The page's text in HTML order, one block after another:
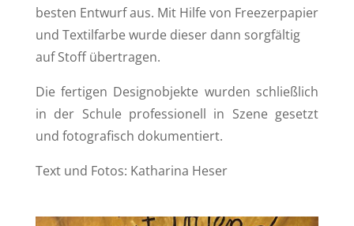
besten Entwurf aus. Mit Hilfe von Freezerpapier
und Textilfarbe wurde dieser dann sorgfältig
auf Stoff übertragen.
Die fertigen Designobjekte wurden schließlich
in der Schule professionell in Szene gesetzt
und fotografisch dokumentiert.
Text und Fotos: Katharina Heser